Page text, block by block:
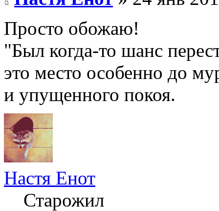
Просто обожаю!
"Был когда-то шанс
это место особенно до
и упущенного покоя.
Настя Енот
Старожил